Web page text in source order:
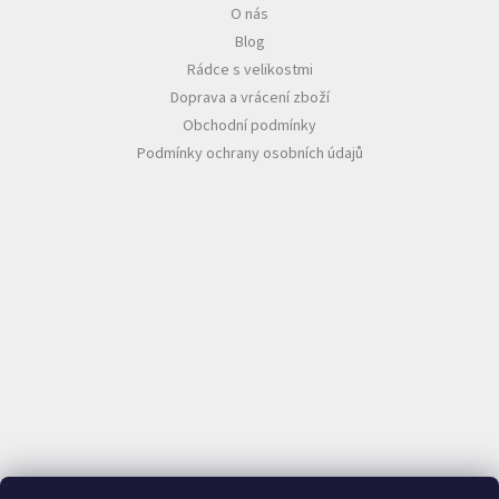
O nás
Blog
Rádce s velikostmi
Doprava a vrácení zboží
Obchodní podmínky
Podmínky ochrany osobních údajů